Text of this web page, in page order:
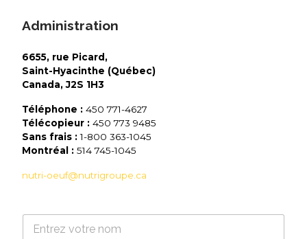
Administration
6655, rue Picard,
Saint-Hyacinthe (Québec)
Canada, J2S 1H3
Téléphone : 450 771-4627
Télécopieur : 450 773 9485
Sans frais :1-800 363-1045
Montréal : 514 745-1045
nutri-oeuf@nutrigroupe.ca